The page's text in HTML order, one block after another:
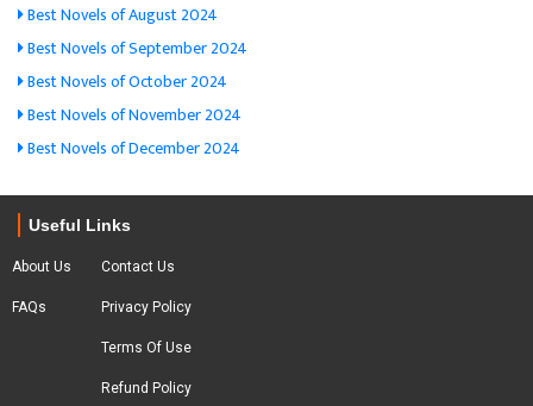
Best Novels of August 2024
Best Novels of September 2024
Best Novels of October 2024
Best Novels of November 2024
Best Novels of December 2024
Useful Links
About Us
FAQs
Contact Us
Privacy Policy
Terms Of Use
Refund Policy